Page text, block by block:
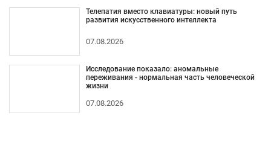
Телепатия вместо клавиатуры: новый путь
развития искусственного интеллекта
07.08.2026
Исследование показало: аномальные
переживания - нормальная часть человеческой
жизни
07.08.2026